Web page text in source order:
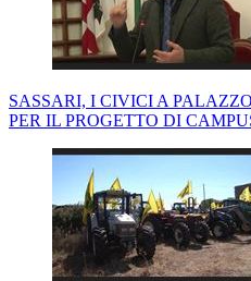
SASSARI, I CIVICI A
PER IL PROGETTO DI